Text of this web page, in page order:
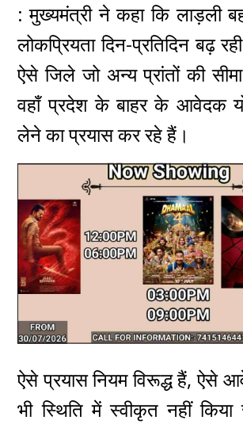
:मुख्यमंत्री ने कहा कि लाड़ली
लोकप्रियता दिन-प्रतिदिन बढ़
ऐसे जिले जो अन्य प्रांतों की
वहाँ प्रदेश के बाहर के आवेदक
लेने का प्रयास कर रहे हैं।
ऐसे प्रयास नियम विरूद्ध हैं, ऐसे
भी स्थिति में स्वीकृत नहीं